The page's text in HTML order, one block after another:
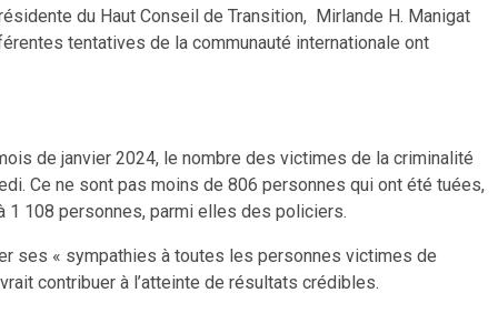
du Haut Conseil de Transition, Mirlande H. Manigat
tentatives de la communauté internationale ont
de janvier 2024, le nombre des victimes de la criminalité
Ce ne sont pas moins de 806 personnes qui ont été tuées,
108 personnes, parmi elles des policiers.
ses « sympathies à toutes les personnes victimes de
contribuer à l’atteinte de résultats crédibles.